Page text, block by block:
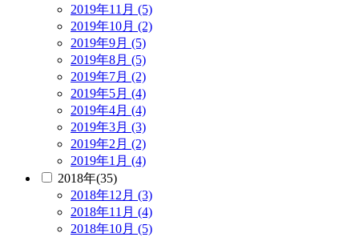
2019年11月 (5)
2019年10月 (2)
2019年9月 (5)
2019年8月 (5)
2019年7月 (2)
2019年5月 (4)
2019年4月 (4)
2019年3月 (3)
2019年2月 (2)
2019年1月 (4)
2018年(35)
2018年12月 (3)
2018年11月 (4)
2018年10月 (5)